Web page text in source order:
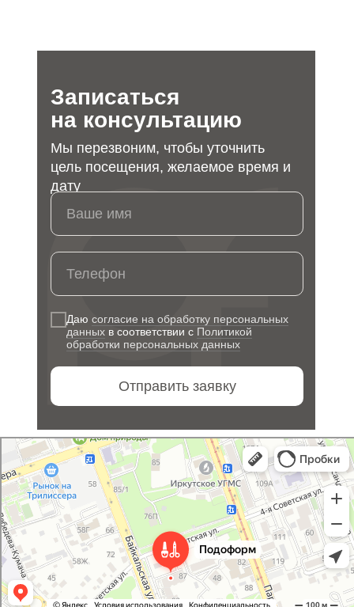
Записаться
на консультацию
Мы перезвоним, чтобы уточнить
цель посещения, желаемое время и
дату
Ваше имя
Телефон
Даю согласие на обработку персональных
данных в соответствии с Политикой
обработки персональных данных
Отправить заявку
PodoForm
Подология в Иркутске